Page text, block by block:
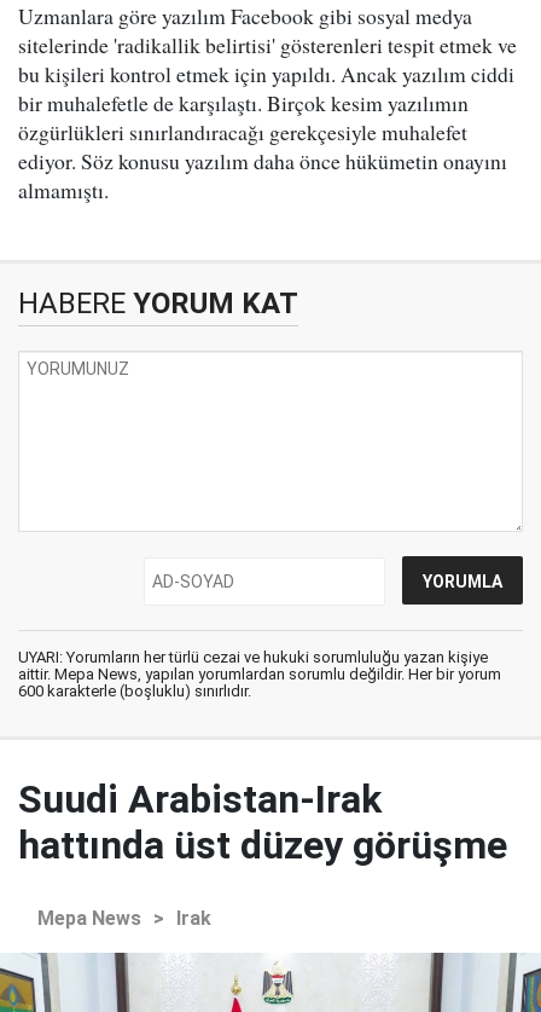
Uzmanlara göre yazılım Facebook gibi sosyal medya
sitelerinde 'radikallik belirtisi' gösterenleri tespit etmek ve
bu kişileri kontrol etmek için yapıldı. Ancak yazılım ciddi
bir muhalefetle de karşılaştı. Birçok kesim yazılımın
özgürlükleri sınırlandıracağı gerekçesiyle muhalefet
ediyor. Söz konusu yazılım daha önce hükümetin onayını
almamıştı.
HABERE YORUM KAT
UYARI: Yorumların her türlü cezai ve hukuki sorumluluğu yazan kişiye
aittir. Mepa News, yapılan yorumlardan sorumlu değildir. Her bir yorum
600 karakterle (boşluklu) sınırlıdır.
Suudi Arabistan-Irak
hattında üst düzey görüşme
Mepa News > Irak